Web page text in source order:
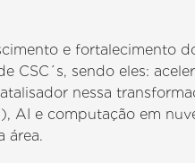
e fortalecimento
CSC´s, sendo eles:
nessa
AI e computação em
área.